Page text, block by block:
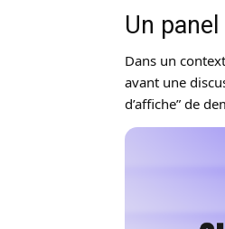
Un
Dans un
avant une
d’affiche” de